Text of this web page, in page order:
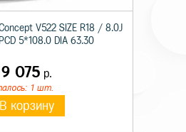
V522 SIZE R18 / 8.0J
5*108.0 DIA 63.30
9 075р.
1 шт.
В корзину